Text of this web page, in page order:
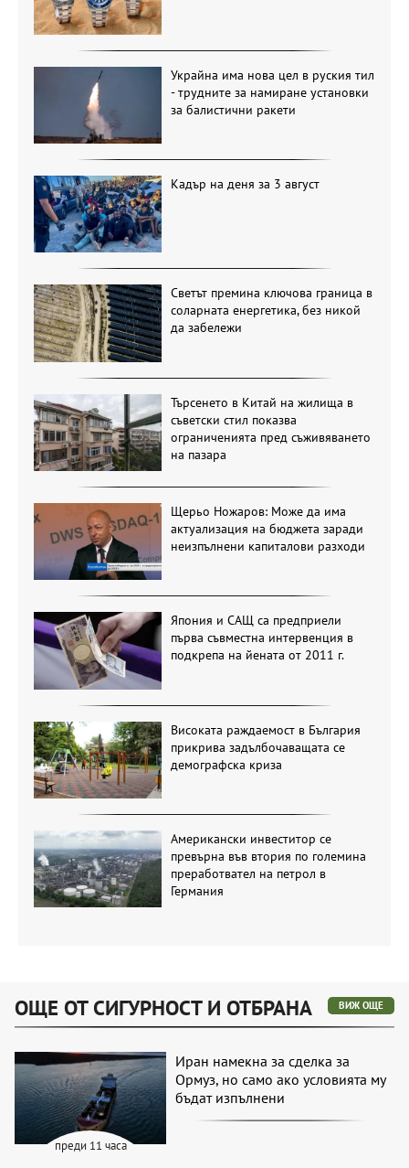
Украйна има нова цел в руския тил
- трудните за намиране установки
за балистични ракети
Кадър на деня за 3 август
Светът премина ключова граница в
соларната енергетика, без никой
да забележи
Търсенето в Китай на жилища в
съветски стил показва
ограниченията пред съживяването
на пазара
Щерьо Ножаров: Може да има
актуализация на бюджета заради
неизпълнени капиталови разходи
Япония и САЩ са предприели
първа съвместна интервенция в
подкрепа на йената от 2011 г.
Високата раждаемост в България
прикрива задълбочаващата се
демографска криза
Американски инвеститор се
превърна във втория по големина
преработвател на петрол в
Германия
ОЩЕ ОТ СИГУРНОСТ И ОТБРАНА ВИЖ ОЩЕ
преди 11 часа
Иран намекна за сделка за
Ормуз, но само ако условията му
бъдат изпълнени